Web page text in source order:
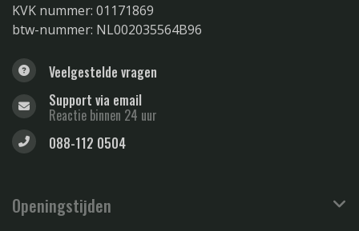
KVK nummer: 01171869
btw-nummer: NL002035564B96
Veelgestelde vragen
Support via email
Reactie binnen 24 uur
088-112 0504
Openingstijden